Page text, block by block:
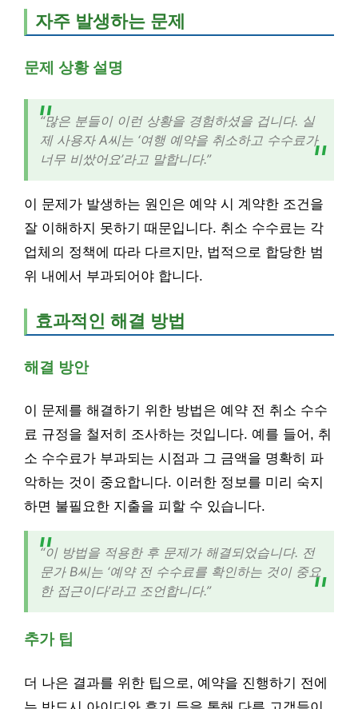
자주 발생하는 문제
문제 상황 설명
“많은 분들이 이런 상황을 경험하셨을 겁니다. 실
제 사용자 A씨는 ‘여행 예약을 취소하고 수수료가
너무 비쌌어요’라고 말합니다.”
이 문제가 발생하는 원인은 예약 시 계약한 조건을
잘 이해하지 못하기 때문입니다. 취소 수수료는 각
업체의 정책에 따라 다르지만, 법적으로 합당한 범
위 내에서 부과되어야 합니다.
효과적인 해결 방법
해결 방안
이 문제를 해결하기 위한 방법은 예약 전 취소 수수
료 규정을 철저히 조사하는 것입니다. 예를 들어, 취
소 수수료가 부과되는 시점과 그 금액을 명확히 파
악하는 것이 중요합니다. 이러한 정보를 미리 숙지
하면 불필요한 지출을 피할 수 있습니다.
“이 방법을 적용한 후 문제가 해결되었습니다. 전
문가 B씨는 ‘예약 전 수수료를 확인하는 것이 중요
한 접근이다’라고 조언합니다.”
추가 팁
더 나은 결과를 위한 팁으로, 예약을 진행하기 전에